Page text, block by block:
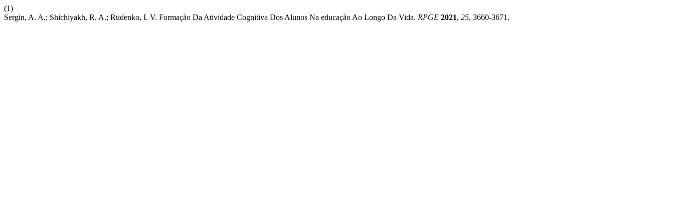
(1)
Sergin, A. A.; Shichiyakh, R. A.; Rudenko, I. V. Formação Da Atividade Cognitiva Dos Alunos Na educação Ao Longo Da Vida. RPGE 2021, 25, 3660-3671.